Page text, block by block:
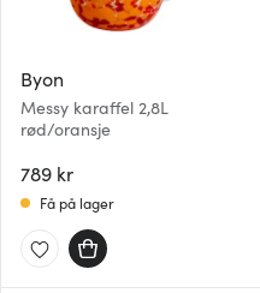
Byon
Messy karaffel 2,8L
rød/oransje
789 kr
Få på lager